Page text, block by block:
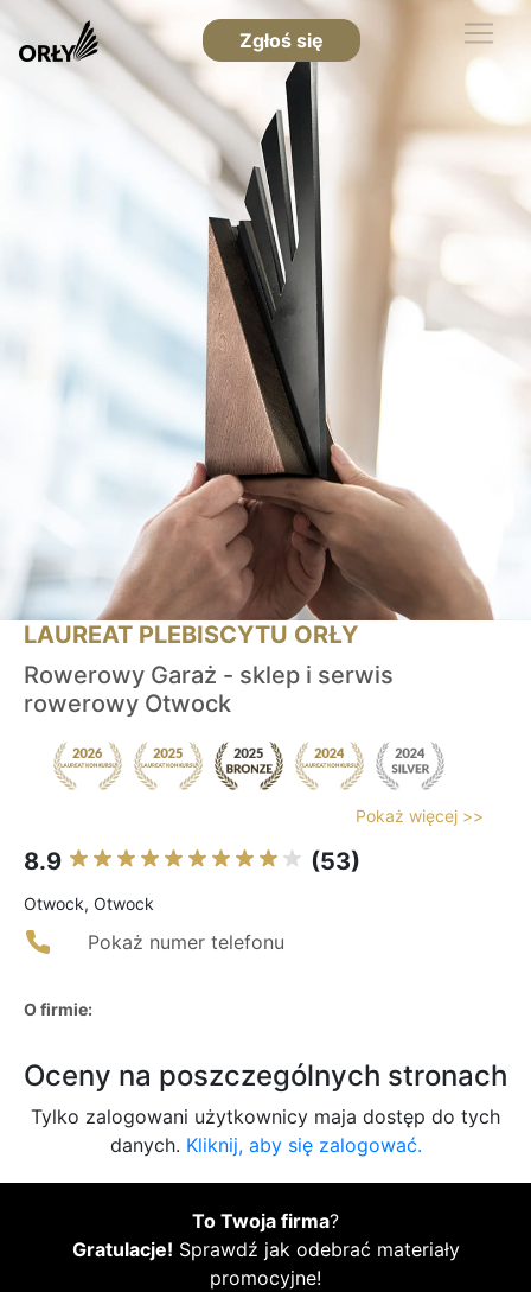
Zgłoś się
LAUREAT PLEBISCYTU ORŁY
Rowerowy Garaż - sklep i serwis
rowerowy Otwock
Pokaż więcej >>
8.9 (53)
Otwock, Otwock
Pokaż numer telefonu
O firmie:
Oceny na poszczególnych stronach
Tylko zalogowani użytkownicy maja dostęp do tych
danych. Kliknij, aby się zalogować.
To Twoja firma?
Gratulacje! Sprawdź jak odebrać materiały
promocyjne!